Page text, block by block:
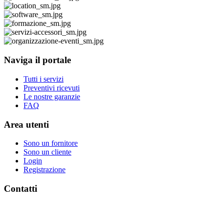
Naviga il portale
Tutti i servizi
Preventivi ricevuti
Le nostre garanzie
FAQ
Area utenti
Sono un fornitore
Sono un cliente
Login
Registrazione
Contatti